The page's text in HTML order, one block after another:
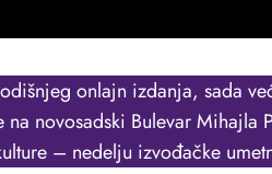
onlajn izdanja, sada
na novosadski Bulevar
– nedelju izvođačke